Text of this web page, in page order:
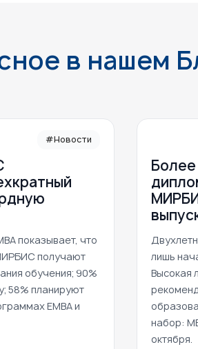
в нашем
#Новости
показывает, что
получают
обучения; 90%
58% планируют
EMBA и
лишь
Высокая
набор:
октября.